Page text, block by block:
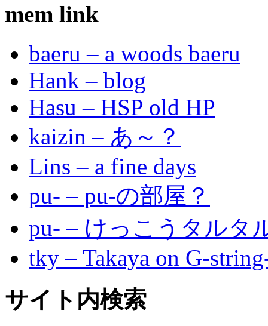
mem link
baeru – a woods baeru
Hank – blog
Hasu – HSP old HP
kaizin – あ～？
Lins – a fine days
pu- – pu-の部屋？
pu- – けっこうタルタ
tky – Takaya on G-
サイト内検索